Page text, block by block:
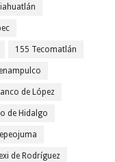
155 Tecomatlán
de López
de Hidalgo
de Rodríguez